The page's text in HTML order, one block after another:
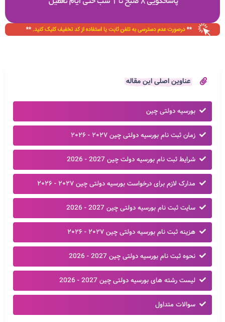
عناوین اصلی این مقاله
بورسیه دولتی چین
زمان ثبت نام بورسیه دولتی چین ۲۰۲۷ - ۲۰۲۶​​
شرایط ثبت نام بورسیه دولت چین 2027 - 2026
مدارک لازم برای درخواست بورسیه دولتی چین ۲۰۲۷ - ۲۰۲۶
سایت ثبت نام بورسیه دولتی چین 2027 - 2026
هزینه ثبت نام بورسیه دولتی چین ۲۰۲۷ - ۲۰۲۶
نحوه ثبت نام بورسیه دولتی چین 2027 - 2026
لیست رشته های بورسیه دولتی چین 2027 - 2026
سوالات متداول